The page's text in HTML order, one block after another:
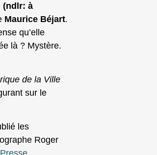
haut/bas
pour
augmenter
le
volume.
(ndlr: à
Maurice Béjart.
qu’elle
là ? Mystère.
de la Ville
sur le
les
Roger
….